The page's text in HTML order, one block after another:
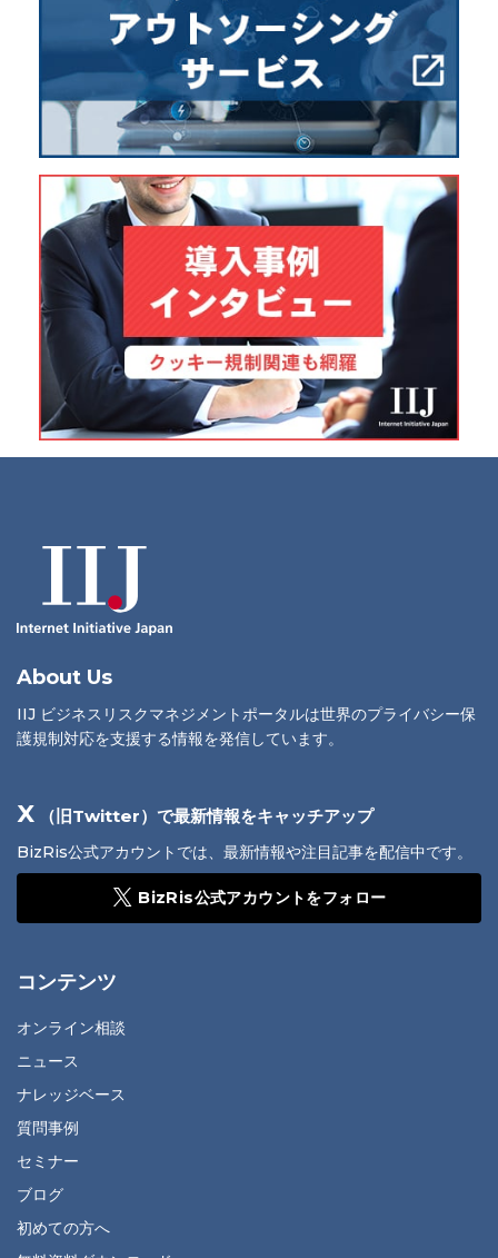
About Us
IIJ ビジネスリスクマネジメントポータルは世界のプライバシー保
護規制対応を支援する情報を発信しています。
X （旧Twitter）で最新情報をキャッチアップ
BizRis公式アカウントでは、最新情報や注目記事を配信中です。
BizRis公式アカウントをフォロー
コンテンツ
オンライン相談
ニュース
ナレッジベース
質問事例
セミナー
ブログ
初めての方へ